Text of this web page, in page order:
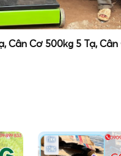
Cân Cơ 500kg 5 Tạ,